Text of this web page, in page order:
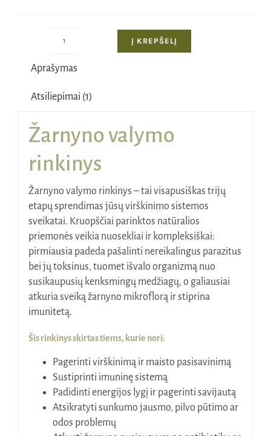
valymo
Į KREPŠELĮ
Aprašymas
Atsiliepimai (1)
Žarnyno valymo
rinkinys
Žarnyno valymo rinkinys – tai visapusiškas trijų
etapų sprendimas jūsų virškinimo sistemos
sveikatai. Kruopščiai parinktos natūralios
priemonės veikia nuosekliai ir kompleksiškai:
pirmiausia padeda pašalinti nereikalingus parazitus
bei jų toksinus, tuomet išvalo organizmą nuo
susikaupusių kenksmingų medžiagų, o galiausiai
atkuria sveiką žarnyno mikroflorą ir stiprina
imunitetą.
Šis rinkinys skirtas tiems, kurie nori:
Pagerinti virškinimą ir maisto pasisavinimą
Sustiprinti imuninę sistemą
Padidinti energijos lygį ir pagerinti savijautą
Atsikratyti sunkumo jausmo, pilvo pūtimo ar
odos problemų